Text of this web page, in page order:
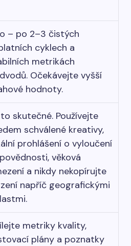
– po 2–3 čistých
cyklech a
metrikách
Očekávejte vyšší
hodnoty.
skutečné. Používejte
schválené kreativy,
prohlášení o vyloučení
věková
a nikdy nekopírujte
napříč geografickými
metriky kvality,
plány a poznatky